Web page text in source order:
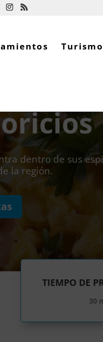
Turismo
dentro de sus
la región.
TIEMPO DE
30